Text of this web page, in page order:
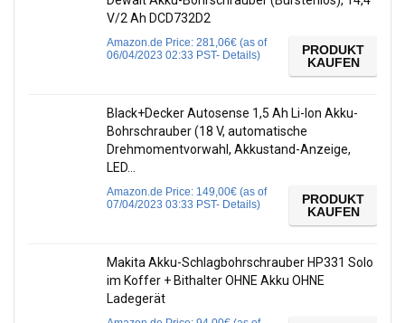
V/2 Ah DCD732D2
Amazon.de Price: 281,06€ (as of
06/04/2023 02:33 PST- Details)
PRODUKT
KAUFEN
Black+Decker Autosense 1,5 Ah Li-Ion Akku-
Bohrschrauber (18 V, automatische
Drehmomentvorwahl, Akkustand-Anzeige,
LED…
Amazon.de Price: 149,00€ (as of
07/04/2023 03:33 PST- Details)
PRODUKT
KAUFEN
Makita Akku-Schlagbohrschrauber HP331 Solo
im Koffer + Bithalter OHNE Akku OHNE
Ladegerät